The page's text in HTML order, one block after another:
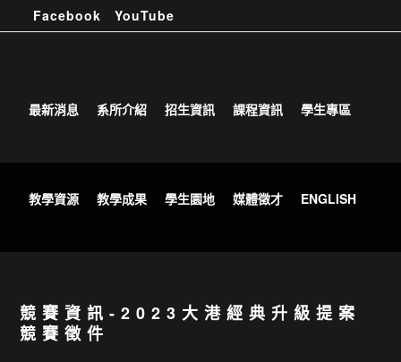
Facebook
YouTube
最新消息 系所介紹 招生資訊 課程資訊 學生專區
教學資源 教學成果 學生園地 媒體徵才 ENGLISH
競賽資訊-2023大港經典升級提案
競賽徵件